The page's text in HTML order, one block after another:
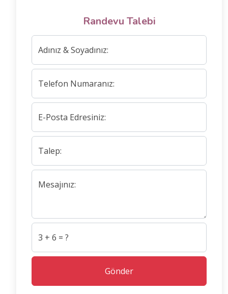
Randevu Talebi
Adınız & Soyadınız:
Telefon Numaranız:
E-Posta Edresiniz:
Talep:
Mesajınız:
3 + 6 = ?
Gönder